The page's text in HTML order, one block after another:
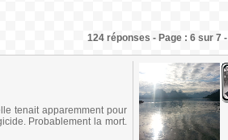
124 réponses - Page : 6 sur 7 -
tenait apparemment pour
Probablement la mort.